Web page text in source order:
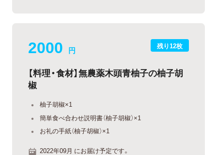
残り12枚
2000 円
【料理・食材】無農薬木頭青柚子の柚子胡
椒
柚子胡椒×1
簡単食べ合わせ説明書（柚子胡椒）×1
お礼の手紙（柚子胡椒）×1
2022年09月 にお届け予定です。